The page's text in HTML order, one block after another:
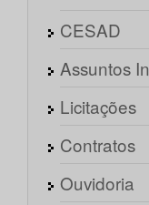
CESAD
Assuntos
Licitações
Contratos
Ouvidoria